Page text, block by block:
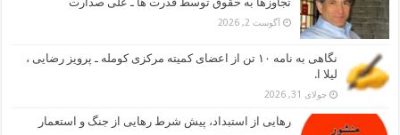
آگوست 2, 2026
نگاهی به نامه ۱۰ تن از اعضای کمیته مرکزی کومله ـ پرویز رضایی ،
لیلا ا.
جولای 31, 2026
رهایی از استبداد، پیش شرط رهایی از جنگ و استعمار